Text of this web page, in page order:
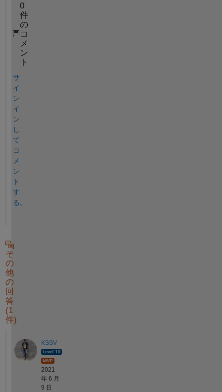
0
件
の
コ
メ
ン
ト
サ
イ
ン
イ
ン
し
て
コ
メ
ン
ト
す
る。
そ
の
他
の
回
答
(1
件)
KSSV
2021
年 6 月
9 日